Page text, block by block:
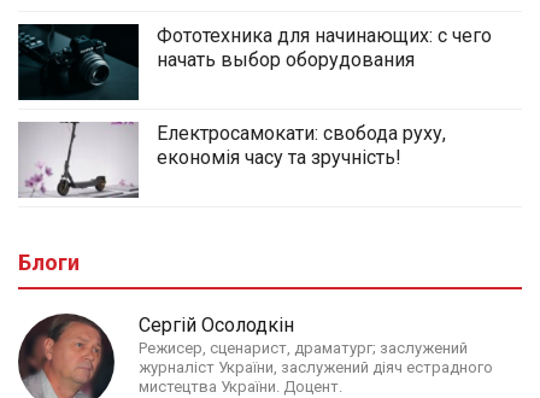
Фототехника для начинающих: с чего
начать выбор оборудования
Електросамокати: свобода руху,
економія часу та зручність!
Блоги
Сергій Осолодкін
Режисер, сценарист, драматург; заслужений
журналіст України, заслужений діяч естрадного
мистецтва України. Доцент.